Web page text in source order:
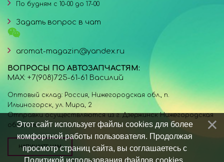
По будням с 10-00 до 17-00
Задать вопрос в чат
aromat-magazin@yandex.ru
ВОПРОСЫ ПО АВТОЗАПЧАСТЯМ:
MAX: +7(908)725-61-61 Василий
Оптовый склад: Россия, Нижегородская обл., п.
Ильиногорск, ул. Мира, 2
Отправки осуществляются из г. Дзержинск Нижегородская
область.
НАПИШИТЕ НАМ
Этот сайт использует файлы cookies для более
комфортной работы пользователя. Продолжая
просмотр страниц сайта, вы соглашаетесь с
Политикой использования файлов cookies